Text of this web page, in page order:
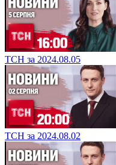
ТСН за 2024.08.05
ТСН за 2024.08.02